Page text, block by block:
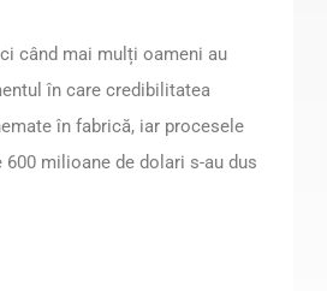
când mai mulți oameni au
în care credibilitatea
în fabrică, iar procesele
milioane de dolari s-au dus